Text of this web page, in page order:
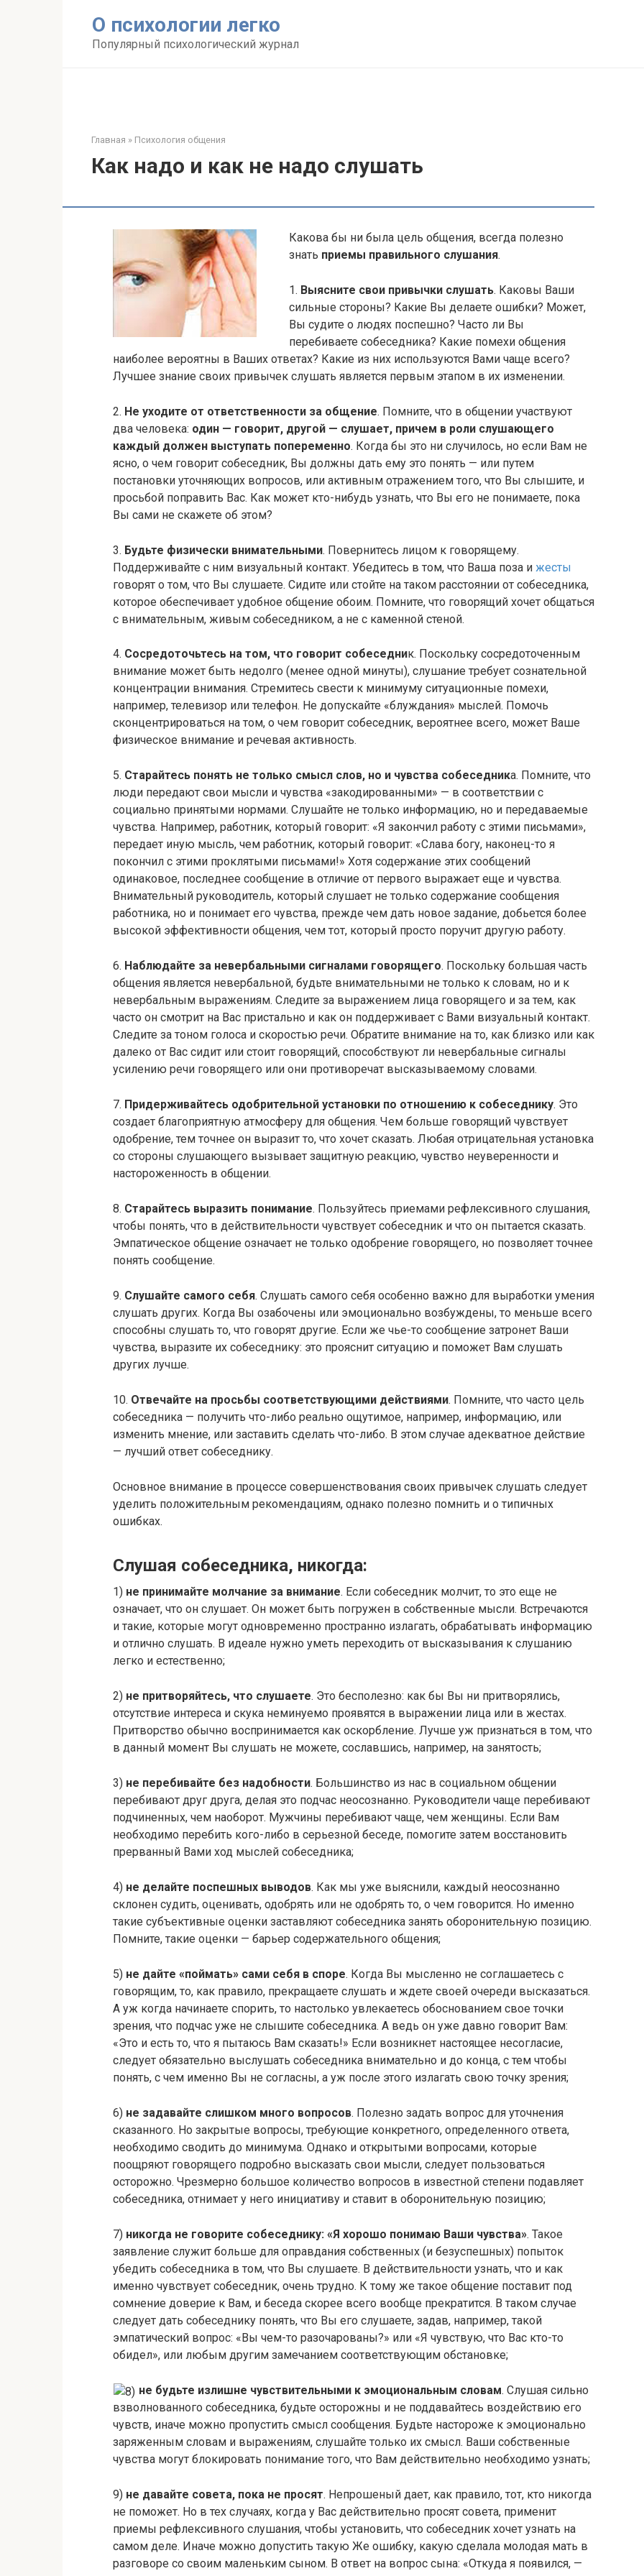
О психологии легко
Популярный психологический журнал
Главная » Психология общения
Как надо и как не надо слушать
Какова бы ни была цель общения, всегда полезно
знать приемы правильного слушания.
1. Выясните свои привычки слушать. Каковы Ваши
сильные стороны? Какие Вы делаете ошибки? Может,
Вы судите о людях поспешно? Часто ли Вы
перебиваете собеседника? Какие помехи общения
наиболее вероятны в Ваших ответах? Какие из них используются Вами чаще всего?
Лучшее знание своих привычек слушать является первым этапом в их изменении.
2. Не уходите от ответственности за общение. Помните, что в общении участвуют
два человека: один — говорит, другой — слушает, причем в роли слушающего
каждый должен выступать попеременно. Когда бы это ни случилось, но если Вам не
ясно, о чем говорит собеседник, Вы должны дать ему это понять — или путем
постановки уточняющих вопросов, или активным отражением того, что Вы слышите, и
просьбой поправить Вас. Как может кто-нибудь узнать, что Вы его не понимаете, пока
Вы сами не скажете об этом?
3. Будьте физически внимательными. Повернитесь лицом к говорящему.
Поддерживайте с ним визуальный контакт. Убедитесь в том, что Ваша поза и жесты
говорят о том, что Вы слушаете. Сидите или стойте на таком расстоянии от собеседника,
которое обеспечивает удобное общение обоим. Помните, что говорящий хочет общаться
с внимательным, живым собеседником, а не с каменной стеной.
4. Сосредоточьтесь на том, что говорит собеседник. Поскольку сосредоточенным
внимание может быть недолго (менее одной минуты), слушание требует сознательной
концентрации внимания. Стремитесь свести к минимуму ситуационные помехи,
например, телевизор или телефон. Не допускайте «блуждания» мыслей. Помочь
сконцентрироваться на том, о чем говорит собеседник, вероятнее всего, может Ваше
физическое внимание и речевая активность.
5. Старайтесь понять не только смысл слов, но и чувства собеседника. Помните, что
люди передают свои мысли и чувства «закодированными» — в соответствии с
социально принятыми нормами. Слушайте не только информацию, но и передаваемые
чувства. Например, работник, который говорит: «Я закончил работу с этими письмами»,
передает иную мысль, чем работник, который говорит: «Слава богу, наконец-то я
покончил с этими проклятыми письмами!» Хотя содержание этих сообщений
одинаковое, последнее сообщение в отличие от первого выражает еще и чувства.
Внимательный руководитель, который слушает не только содержание сообщения
работника, но и понимает его чувства, прежде чем дать новое задание, добьется более
высокой эффективности общения, чем тот, который просто поручит другую работу.
6. Наблюдайте за невербальными сигналами говорящего. Поскольку большая часть
общения является невербальной, будьте внимательными не только к словам, но и к
невербальным выражениям. Следите за выражением лица говорящего и за тем, как
часто он смотрит на Вас пристально и как он поддерживает с Вами визуальный контакт.
Следите за тоном голоса и скоростью речи. Обратите внимание на то, как близко или как
далеко от Вас сидит или стоит говорящий, способствуют ли невербальные сигналы
усилению речи говорящего или они противоречат высказываемому словами.
7. Придерживайтесь одобрительной установки по отношению к собеседнику. Это
создает благоприятную атмосферу для общения. Чем больше говорящий чувствует
одобрение, тем точнее он выразит то, что хочет сказать. Любая отрицательная установка
со стороны слушающего вызывает защитную реакцию, чувство неуверенности и
настороженность в общении.
8. Старайтесь выразить понимание. Пользуйтесь приемами рефлексивного слушания,
чтобы понять, что в действительности чувствует собеседник и что он пытается сказать.
Эмпатическое общение означает не только одобрение говорящего, но позволяет точнее
понять сообщение.
9. Слушайте самого себя. Слушать самого себя особенно важно для выработки умения
слушать других. Когда Вы озабочены или эмоционально возбуждены, то меньше всего
способны слушать то, что говорят другие. Если же чье-то сообщение затронет Ваши
чувства, выразите их собеседнику: это прояснит ситуацию и поможет Вам слушать
других лучше.
10. Отвечайте на просьбы соответствующими действиями. Помните, что часто цель
собеседника — получить что-либо реально ощутимое, например, информацию, или
изменить мнение, или заставить сделать что-либо. В этом случае адекватное действие
— лучший ответ собеседнику.
Основное внимание в процессе совершенствования своих привычек слушать следует
уделить положительным рекомендациям, однако полезно помнить и о типичных
ошибках.
Слушая собеседника, никогда:
1) не принимайте молчание за внимание. Если собеседник молчит, то это еще не
означает, что он слушает. Он может быть погружен в собственные мысли. Встречаются
и такие, которые могут одновременно пространно излагать, обрабатывать информацию
и отлично слушать. В идеале нужно уметь переходить от высказывания к слушанию
легко и естественно;
2) не притворяйтесь, что слушаете. Это бесполезно: как бы Вы ни притворялись,
отсутствие интереса и скука неминуемо проявятся в выражении лица или в жестах.
Притворство обычно воспринимается как оскорбление. Лучше уж признаться в том, что
в данный момент Вы слушать не можете, сославшись, например, на занятость;
3) не перебивайте без надобности. Большинство из нас в социальном общении
перебивают друг друга, делая это подчас неосознанно. Руководители чаще перебивают
подчиненных, чем наоборот. Мужчины перебивают чаще, чем женщины. Если Вам
необходимо перебить кого-либо в серьезной беседе, помогите затем восстановить
прерванный Вами ход мыслей собеседника;
4) не делайте поспешных выводов. Как мы уже выяснили, каждый неосознанно
склонен судить, оценивать, одобрять или не одобрять то, о чем говорится. Но именно
такие субъективные оценки заставляют собеседника занять оборонительную позицию.
Помните, такие оценки — барьер содержательного общения;
5) не дайте «поймать» сами себя в споре. Когда Вы мысленно не соглашаетесь с
говорящим, то, как правило, прекращаете слушать и ждете своей очереди высказаться.
А уж когда начинаете спорить, то настолько увлекаетесь обоснованием свое точки
зрения, что подчас уже не слышите собеседника. А ведь он уже давно говорит Вам:
«Это и есть то, что я пытаюсь Вам сказать!» Если возникнет настоящее несогласие,
следует обязательно выслушать собеседника внимательно и до конца, с тем чтобы
понять, с чем именно Вы не согласны, а уж после этого излагать свою точку зрения;
6) не задавайте слишком много вопросов. Полезно задать вопрос для уточнения
сказанного. Но закрытые вопросы, требующие конкретного, определенного ответа,
необходимо сводить до минимума. Однако и открытыми вопросами, которые
поощряют говорящего подробно высказать свои мысли, следует пользоваться
осторожно. Чрезмерно большое количество вопросов в известной степени подавляет
собеседника, отнимает у него инициативу и ставит в оборонительную позицию;
7) никогда не говорите собеседнику: «Я хорошо понимаю Ваши чувства». Такое
заявление служит больше для оправдания собственных (и безуспешных) попыток
убедить собеседника в том, что Вы слушаете. В действительности узнать, что и как
именно чувствует собеседник, очень трудно. К тому же такое общение поставит под
сомнение доверие к Вам, и беседа скорее всего вообще прекратится. В таком случае
следует дать собеседнику понять, что Вы его слушаете, задав, например, такой
эмпатический вопрос: «Вы чем-то разочарованы?» или «Я чувствую, что Вас кто-то
обидел», или любым другим замечанием соответствующим обстановке;
не будьте излишне чувствительными к эмоциональным словам. Слушая сильно
взволнованного собеседника, будьте осторожны и не поддавайтесь воздействию его
чувств, иначе можно пропустить смысл сообщения. Будьте настороже к эмоционально
заряженным словам и выражениям, слушайте только их смысл. Ваши собственные
чувства могут блокировать понимание того, что Вам действительно необходимо узнать;
9) не давайте совета, пока не просят. Непрошеный дает, как правило, тот, кто никогда
не поможет. Но в тех случаях, когда у Вас действительно просят совета, применит
приемы рефлексивного слушания, чтобы установить, что собеседник хочет узнать на
самом деле. Иначе можно допустить такую Же ошибку, какую сделала молодая мать в
разговоре со своим маленьким сыном. В ответ на вопрос сына: «Откуда я появился, —